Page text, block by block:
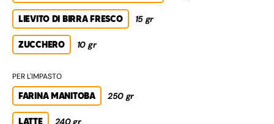
LIEVITO DI BIRRA FRESCO 15 gr
ZUCCHERO 10 gr
PER L'IMPASTO
FARINA MANITOBA 250 gr
LATTE 240 gr